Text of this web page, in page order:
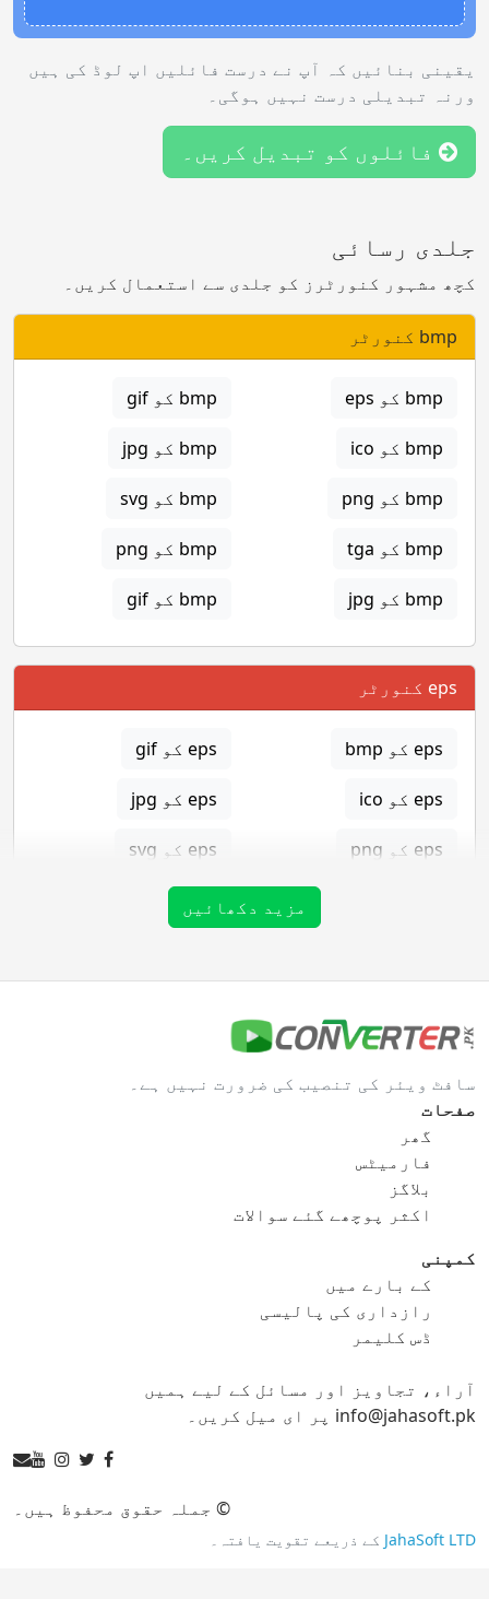
یقینی بنائیں کہ آپ نے درست فائلیں اپ لوڈ کی ہیں
ورنہ تبدیلی درست نہیں ہوگی۔
فائلوں کو تبدیل کریں۔
جلدی رسائی
کچھ مشہور کنورٹرز کو جلدی سے استعمال کریں۔
bmp کنورٹر
bmp کو eps bmp کو gif
bmp کو ico bmp کو jpg
bmp کو png bmp کو svg
bmp کو tga bmp کو png
bmp کو jpg bmp کو gif
eps کنورٹر
eps کو bmp eps کو gif
eps کو ico eps کو jpg
eps کو png eps کو svg
gif کنورٹر
gif کو bmp
gif کو ico
gif کو png
gif کو tga
ico کو bmp
ico کو gif ico کو jpg
مزید دکھائیں
سافٹ ویئر کی تنصیب کی ضرورت نہیں ہے۔
صفحات
گھر
فارمیٹس
بلاگز
اکثر پوچھے گئے سوالات
کمپنی
کے بارے میں
رازداری کی پالیسی
ڈس کلیمر
آراء، تجاویز اور مسائل کے لیے ہمیں
info@jahasoft.pk پر ای میل کریں۔
© جملہ حقوق محفوظ ہیں۔
JahaSoft LTD کے ذریعے تقویت یافتہ۔